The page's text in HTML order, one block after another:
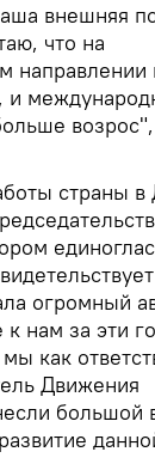
внешняя
что на
направлении
страны
огромный
к нам за эти
как
Движения
большой